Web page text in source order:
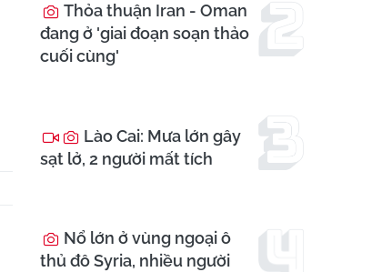
Thỏa thuận Iran - Oman
đang ở 'giai đoạn soạn thảo
cuối cùng'
Lào Cai: Mưa lớn gây
sạt lở, 2 người mất tích
Nổ lớn ở vùng ngoại ô
thủ đô Syria, nhiều người